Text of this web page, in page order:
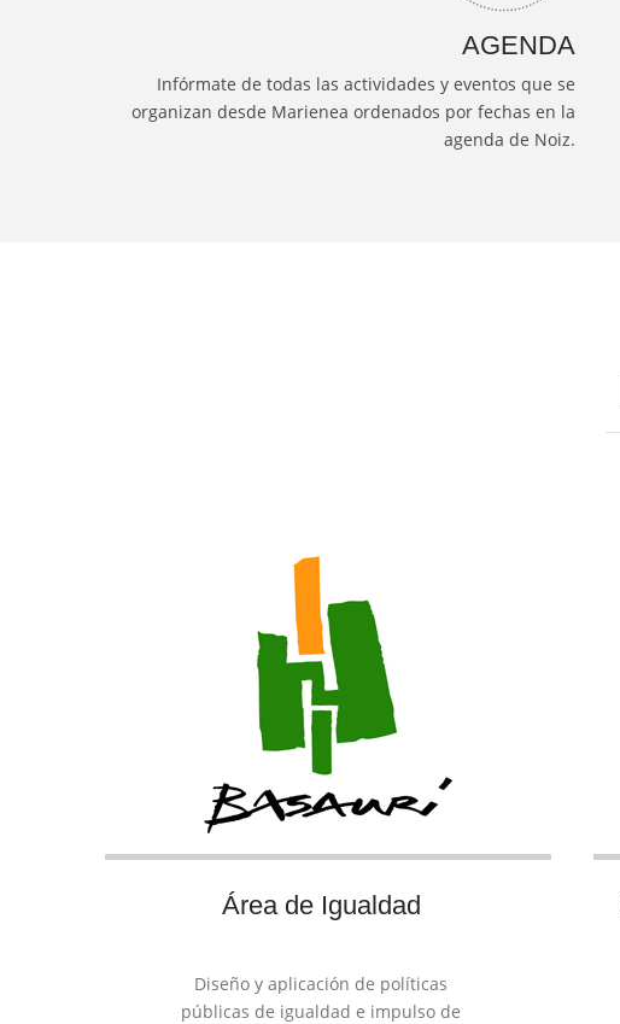
AGENDA
Infórmate de todas las actividades y eventos que se
organizan desde Marienea ordenados por fechas en la
agenda de Noiz.
Área de Igualdad
Diseño y aplicación de políticas
públicas de igualdad e impulso de